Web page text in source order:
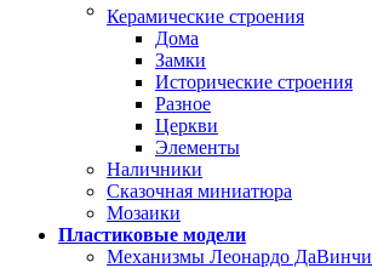
Керамические строения
Дома
Замки
Исторические строения
Разное
Церкви
Элементы
Наличники
Сказочная миниатюра
Мозаики
Пластиковые модели
Механизмы Леонардо ДаВинчи